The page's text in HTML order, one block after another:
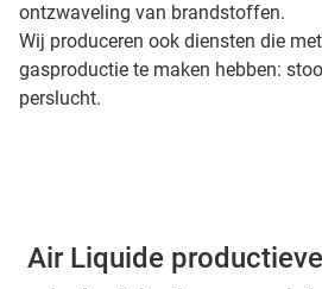
ontzwaveling van brandstoffen.
Wij produceren ook diensten die
gasproductie te maken hebben:
perslucht.
Air Liquide